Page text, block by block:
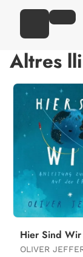
Altres
Hier Sind Wir
OLIVER